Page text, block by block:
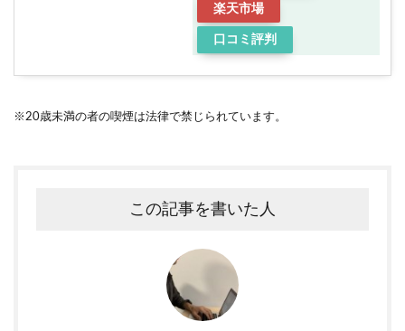
楽天市場
口コミ評判
※20歳未満の者の喫煙は法律で禁じられています。
この記事を書いた人